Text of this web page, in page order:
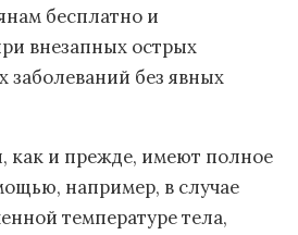
бесплатно и
внезапных острых
заболеваний без явных
как и прежде, имеют полное
например, в случае
температуре тела,